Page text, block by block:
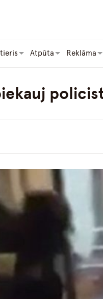
Atpūta Reklāma